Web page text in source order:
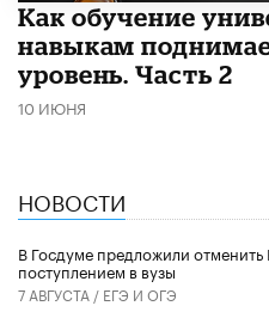
​Как обучение
навыкам
уровень. Часть 2
10 ИЮНЯ
НОВОСТИ
В Госдуме предложили
поступлением в вузы
7 АВГУСТА / ЕГЭ И ОГЭ